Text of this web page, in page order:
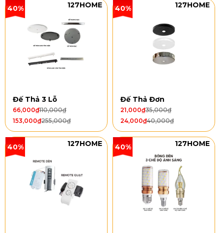
40% 127HOME
Đế Thả 3 Lỗ
110,000₫
66,000₫
255,000₫
153,000₫
40% 127HOME
Đế Thả Đơn
35,000₫
21,000₫
40,000₫
24,000₫
40% 127HOME 40% 127HOME